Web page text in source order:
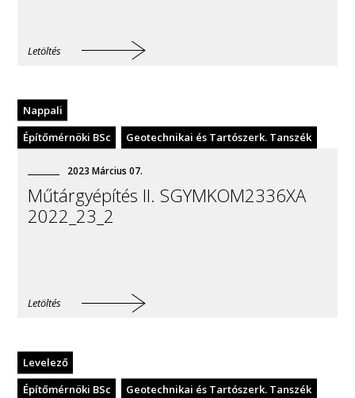
Letöltés
Építőmérnöki BSc Geotechnikai és Tartószerk. Tanszék
Nappali
2023 Március 07.
Műtárgyépítés II. SGYMKOM2336XA
2022_23_2
Letöltés
Építőmérnöki BSc Geotechnikai és Tartószerk. Tanszék
Levelező